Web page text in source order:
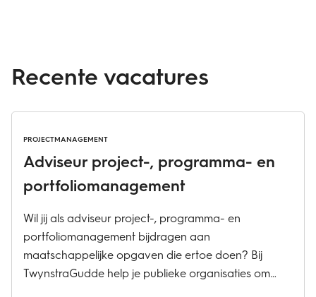
Recente vacatures
PROJECTMANAGEMENT
Adviseur project-, programma- en
portfoliomanagement
Wil jij als adviseur project-, programma- en
portfoliomanagement bijdragen aan
maatschappelijke opgaven die ertoe doen? Bij
TwynstraGudde help je publieke organisaties om